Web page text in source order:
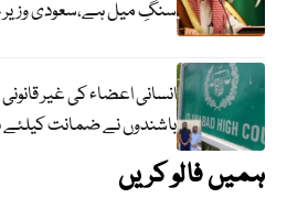
سنگِ میل ہے،سعودی وزیر
انسانی اعضاء کی غیر
باشندوں نے ضمانت کیلئے
ہمیں فالو کریں